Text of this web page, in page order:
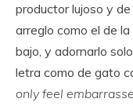
productor lujoso y
arreglo como el de
bajo, y adornarlo
letra como de gato
only feel